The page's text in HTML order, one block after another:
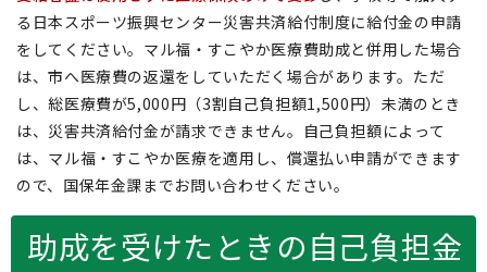
る日本スポーツ振興センター災害共済給付制度に給付金の申請
をしてください。マル福・すこやか医療費助成と併用した場合
は、市へ医療費の返還をしていただく場合があります。ただ
し、総医療費が5,000円（3割自己負担額1,500円）未満のとき
は、災害共済給付金が請求できません。自己負担額によって
は、マル福・すこやか医療を適用し、償還払い申請ができます
ので、国保年金課までお問い合わせください。
助成を受けたときの自己負担金